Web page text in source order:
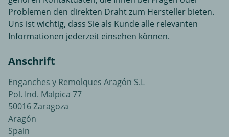
Problemen den direkten Draht zum Hersteller bieten.
Uns ist wichtig, dass Sie als Kunde alle relevanten
Informationen jederzeit einsehen können.
Anschrift
Enganches y Remolques Aragón S.L
Pol. Ind. Malpica 77
50016 Zaragoza
Aragón
Spain